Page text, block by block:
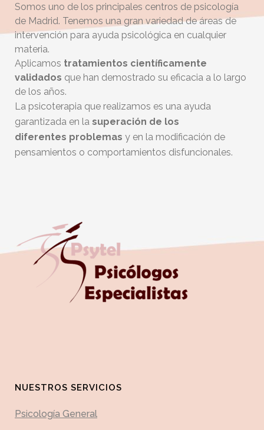
Somos uno de los principales centros de psicología
de Madrid. Tenemos una gran variedad de áreas de
intervención para ayuda psicológica en cualquier
materia.
Aplicamos tratamientos científicamente
validados que han demostrado su eficacia a lo largo
de los años.
La psicoterapia que realizamos es una ayuda
garantizada en la superación de los
diferentes problemas y en la modificación de
pensamientos o comportamientos disfuncionales.
NUESTROS SERVICIOS
Psicología General